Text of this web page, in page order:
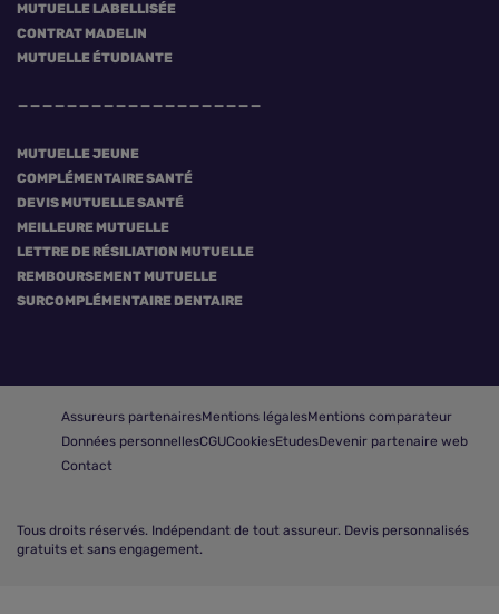
MUTUELLE LABELLISÉE
CONTRAT MADELIN
MUTUELLE ÉTUDIANTE
MUTUELLE JEUNE
COMPLÉMENTAIRE SANTÉ
DEVIS MUTUELLE SANTÉ
MEILLEURE MUTUELLE
LETTRE DE RÉSILIATION MUTUELLE
REMBOURSEMENT MUTUELLE
SURCOMPLÉMENTAIRE DENTAIRE
Assureurs partenairesMentions légalesMentions comparateur
Données personnellesCGUCookiesEtudesDevenir partenaire web
Contact
Tous droits réservés. Indépendant de tout assureur. Devis personnalisés
gratuits et sans engagement.